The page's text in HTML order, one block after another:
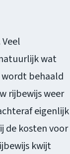
wat
behaald
rijbewijs weer
eigenlijk
de kosten voor
kwijt